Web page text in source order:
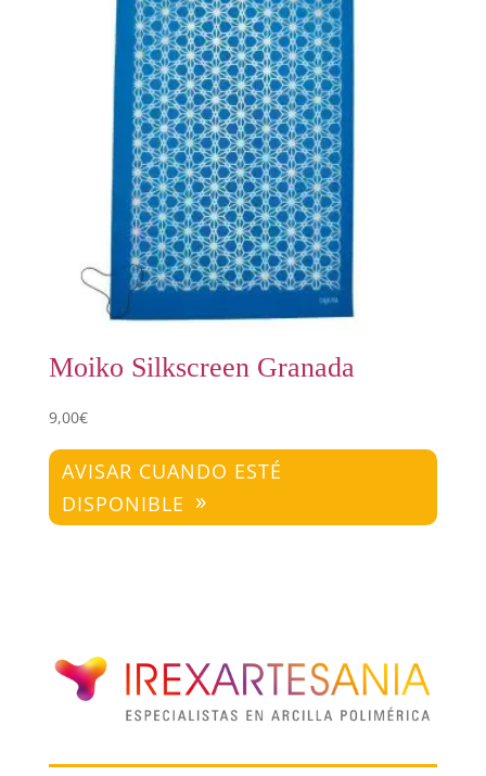
Moiko Silkscreen Granada
9,00€
AVISAR CUANDO ESTÉ
DISPONIBLE